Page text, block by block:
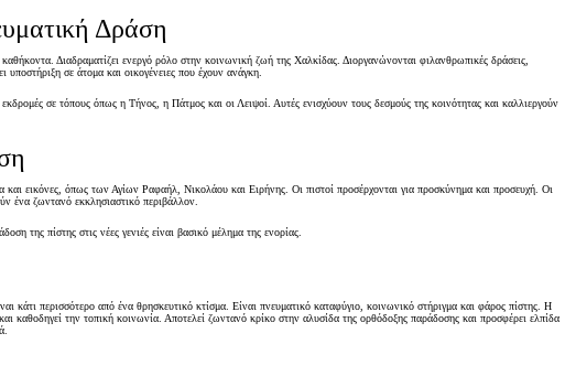
Δράση
Διαδραματίζει ενεργό ρόλο στην κοινωνική ζωή της Χαλκίδας. Διοργανώνονται φιλανθρωπικές δράσεις,
σε άτομα και οικογένειες που έχουν ανάγκη.
σε τόπους όπως η Τήνος, η Πάτμος και οι Λειψοί. Αυτές ενισχύουν τους δεσμούς της κοινότητας και καλλιεργούν
και εικόνες, όπως των Αγίων Ραφαήλ, Νικολάου και Ειρήνης. Οι πιστοί προσέρχονται για προσκύνημα και προσευχή. Οι
ένα ζωντανό εκκλησιαστικό περιβάλλον.
της πίστης στις νέες γενιές είναι βασικό μέλημα της ενορίας.
κάτι περισσότερο από ένα θρησκευτικό κτίσμα. Είναι πνευματικό καταφύγιο, κοινωνικό στήριγμα και φάρος πίστης. Η
καθοδηγεί την τοπική κοινωνία. Αποτελεί ζωντανό κρίκο στην αλυσίδα της ορθόδοξης παράδοσης και προσφέρει ελπίδα